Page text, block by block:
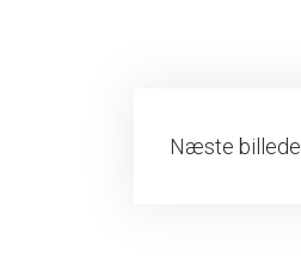
​Næste billede